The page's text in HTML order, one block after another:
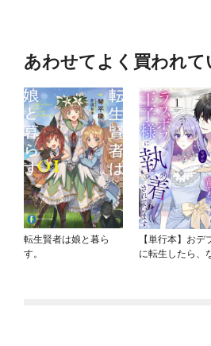
あわせてよく買われて
転生賢者は娘と暮ら
す。
【単行本】おデ
に転生したら、